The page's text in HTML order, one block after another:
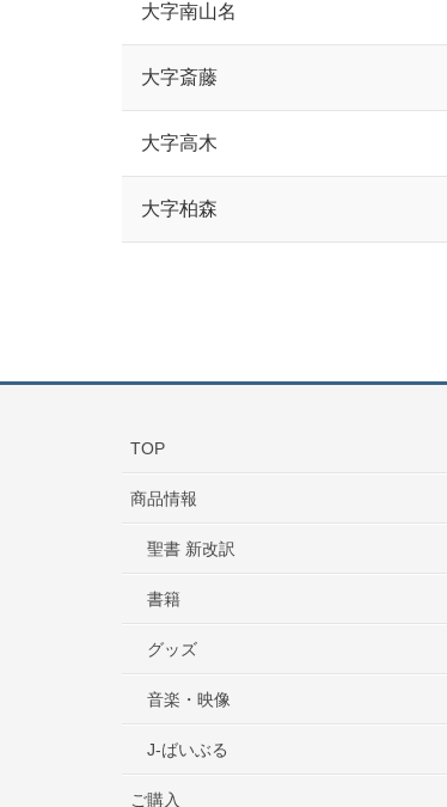
大字南山名
大字斎藤
大字高木
大字柏森
TOP
商品情報
聖書 新改訳
書籍
グッズ
音楽・映像
J-ばいぶる
ご購入